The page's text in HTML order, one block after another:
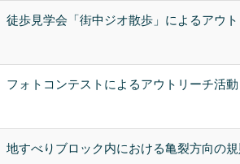
徒歩見学会「街中ジオ散歩」によるアウ
フォトコンテストによるアウトリーチ活
地すべりブロック内における亀裂方向の